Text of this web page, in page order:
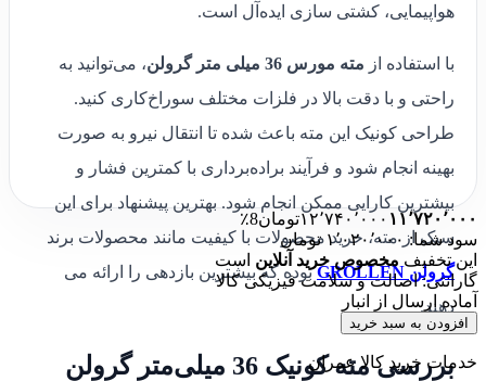
هواپیمایی، کشتی سازی ایده‌آل است.
با استفاده از مته مورس 36 میلی متر گرولن
، می‌توانید به
راحتی و با دقت بالا در فلزات مختلف سوراخ‌کاری کنید.
طراحی کونیک این مته باعث شده تا انتقال نیرو به صورت
بهینه انجام شود و فرآیند براده‌برداری با کمترین فشار و
بیشترین کارایی ممکن انجام شود. بهترین پیشنهاد برای این
سبک از مته، خرید محصولات با کیفیت مانند محصولات برند
گرولن GROLLEN
بوده که بیشترین بازدهی را ارائه می
دهند.
بررسی مته کونیک 36 میلی‌متر گرولن
۱۲٬۷۴۰٬۰۰۰ ۱۱٬۷۲۰٬۰۰۰ تومان8٪
سود شما: ۱٬۰۲۰٬۰۰۰ تومان
این تخفیف مخصوص خرید آنلاین است
گارانتی: اصالت و سلامت فیزیکی کالا
آماده ارسال از انبار
افزودن به سبد خرید
خدمات خرید کالا عمران